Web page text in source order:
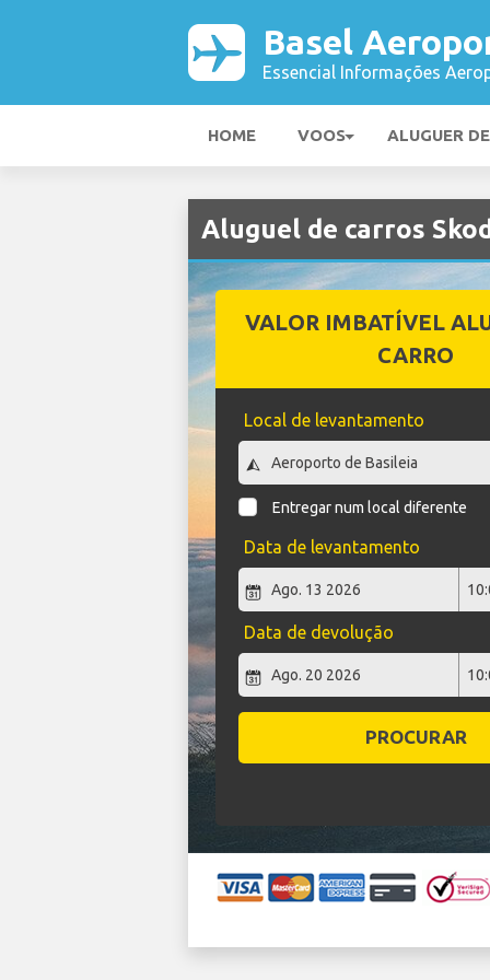
Basel
Essencial Informações
HOME VOOS ALUGUER
Aluguel de carros
VALOR IMBATÍVEL
CARRO
Local de levantamento
Entregar num local diferente
Data de levantamento
Data de devolução
PROCURAR